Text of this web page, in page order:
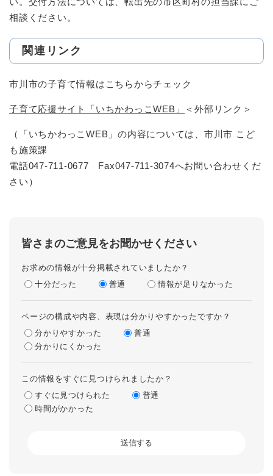
相談ください。
関連リンク
市川市の子育て情報はこちらからチェック
子育て応援サイト「いちかわっこWEB」 ＜外部リンク＞
（「いちかわっこWEB」の内容については、市川市 こど
も施策課
電話047-711-0677 Fax047-711-3074へお問い合わせくだ
さい）
皆さまのご意見をお聞かせください
お求めの情報が十分掲載されていましたか？
十分だった
普通 情報が足りなかった
ページの構成や内容、表現は分かりやすかったですか？
分かりやすかった
普通
分かりにくかった
この情報をすぐに見つけられましたか？
すぐに見つけられた
普通
時間がかかった